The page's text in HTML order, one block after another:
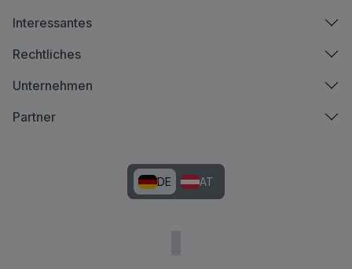
Interessantes
Rechtliches
Unternehmen
Partner
DE AT